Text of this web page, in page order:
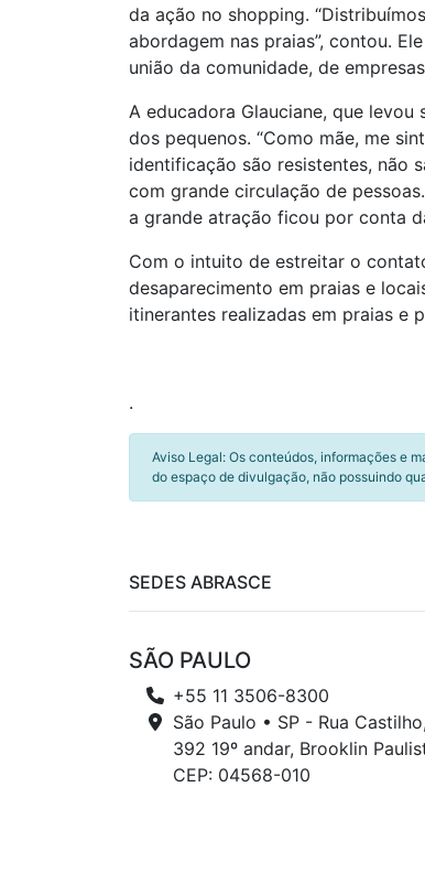
da ação no shopping.
abordagem nas praias”, contou.
união da comunidade, de
A educadora Glauciane, que
dos pequenos. “Como mãe, me
identificação são resistentes, não
com grande circulação de
a grande atração ficou por conta
Com o intuito de estreitar o
desaparecimento em praias e
itinerantes realizadas em praias e
.
Aviso Legal: Os conteúdos, informações e
do espaço de divulgação, não possuindo
SEDES ABRASCE
SÃO PAULO
+55 11 3506-8300
São Paulo • SP - Rua Castilho,
392 19º andar, Brooklin
CEP: 04568-010